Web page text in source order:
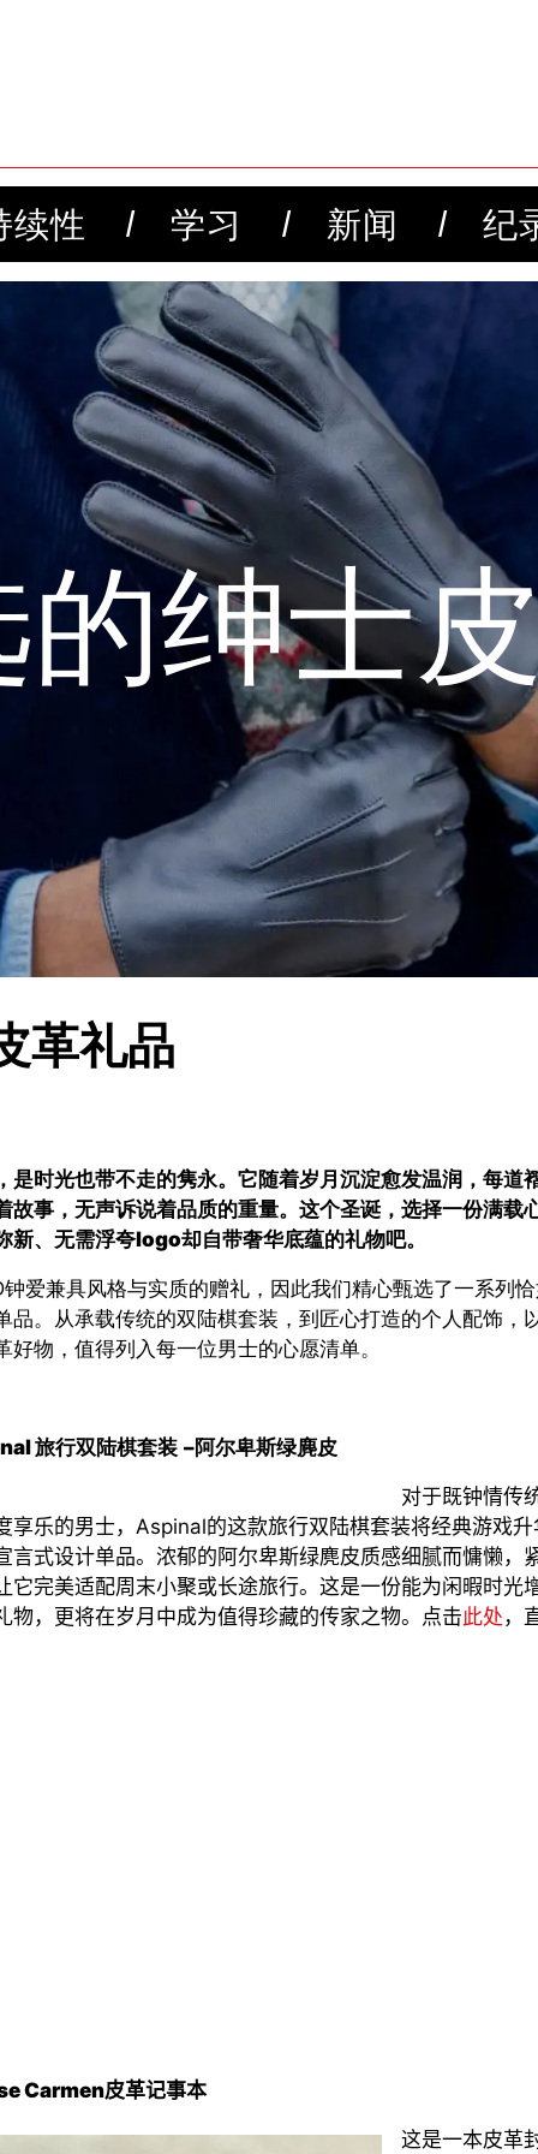
续性 学习 新闻 纪
的绅士
革礼品
是时光也带不走的隽永。它随着岁月沉淀愈发温润，每道
故事，无声诉说着品质的重量。这个圣诞，选择一份满载
新、无需浮夸logo却自带奢华底蕴的礼物吧。
钟爱兼具风格与实质的赠礼，因此我们精心甄选了一系列
品。从承载传统的双陆棋套装，到匠心打造的个人配饰，
好物，值得列入每一位男士的心愿清单。
旅行双陆棋套装 –阿尔卑斯绿麂皮
对于既钟情传
享乐的男士， Aspinal的这款旅行双陆棋套装将经典游戏升
言式设计单品。浓郁的阿尔卑斯绿麂皮质感细腻而慵懒，
它完美适配周末小聚或长途旅行。这是一份能为闲暇时光
物，更将在岁月中成为值得珍藏的传家之物。点击此处 ，
Carmen皮革记事本
这是一本皮革